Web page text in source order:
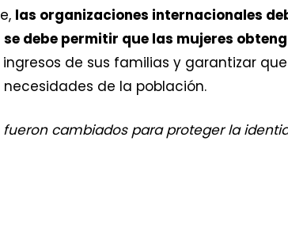
las organizaciones internacionales
se debe permitir que las mujeres
de sus familias y garantizar
de la población.
fueron cambiados para proteger la